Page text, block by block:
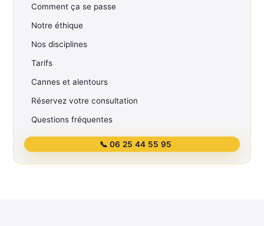
Comment ça se passe
Notre éthique
Nos disciplines
Tarifs
Cannes et alentours
Réservez votre consultation
Questions fréquentes
📞 06 25 44 55 95